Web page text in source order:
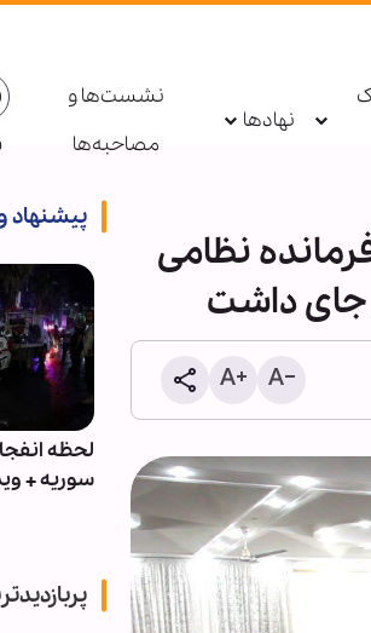
نهادها
نشست‌ها و
مصاحبه‌ها
نظامی
جای داشت
پیشنهاد
جلوه‌های یاری پیامبر
در شرایط کنونی
لحظه
سوریه +